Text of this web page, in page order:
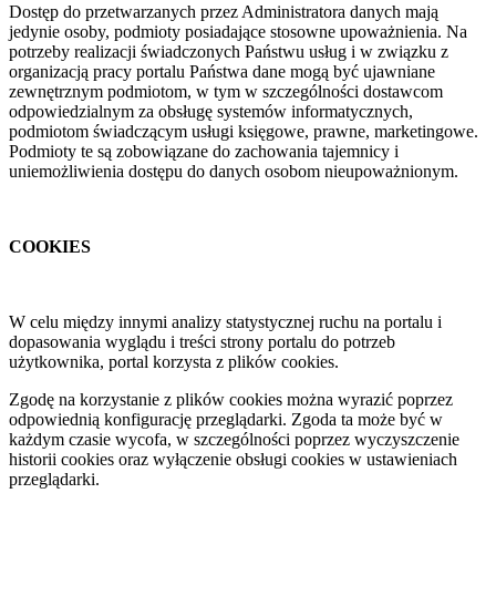
Dostęp do przetwarzanych przez Administratora danych mają
jedynie osoby, podmioty posiadające stosowne upoważnienia. Na
potrzeby realizacji świadczonych Państwu usług i w związku z
organizacją pracy portalu Państwa dane mogą być ujawniane
zewnętrznym podmiotom, w tym w szczególności dostawcom
odpowiedzialnym za obsługę systemów informatycznych,
podmiotom świadczącym usługi księgowe, prawne, marketingowe.
Podmioty te są zobowiązane do zachowania tajemnicy i
uniemożliwienia dostępu do danych osobom nieupoważnionym.
COOKIES
W celu między innymi analizy statystycznej ruchu na portalu i
dopasowania wyglądu i treści strony portalu do potrzeb
użytkownika, portal korzysta z plików cookies.
Zgodę na korzystanie z plików cookies można wyrazić poprzez
odpowiednią konfigurację przeglądarki. Zgoda ta może być w
każdym czasie wycofa, w szczególności poprzez wyczyszczenie
historii cookies oraz wyłączenie obsługi cookies w ustawieniach
przeglądarki.